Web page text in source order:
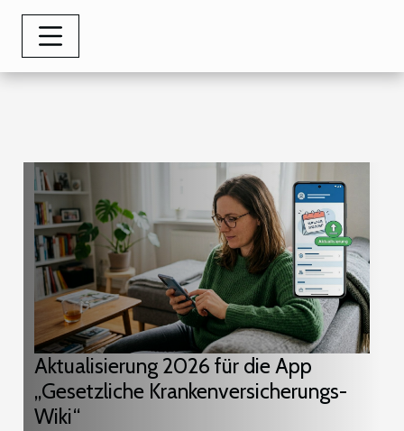
Aktualisierung 2026 für die App
„Gesetzliche Krankenversicherungs-
Wiki“